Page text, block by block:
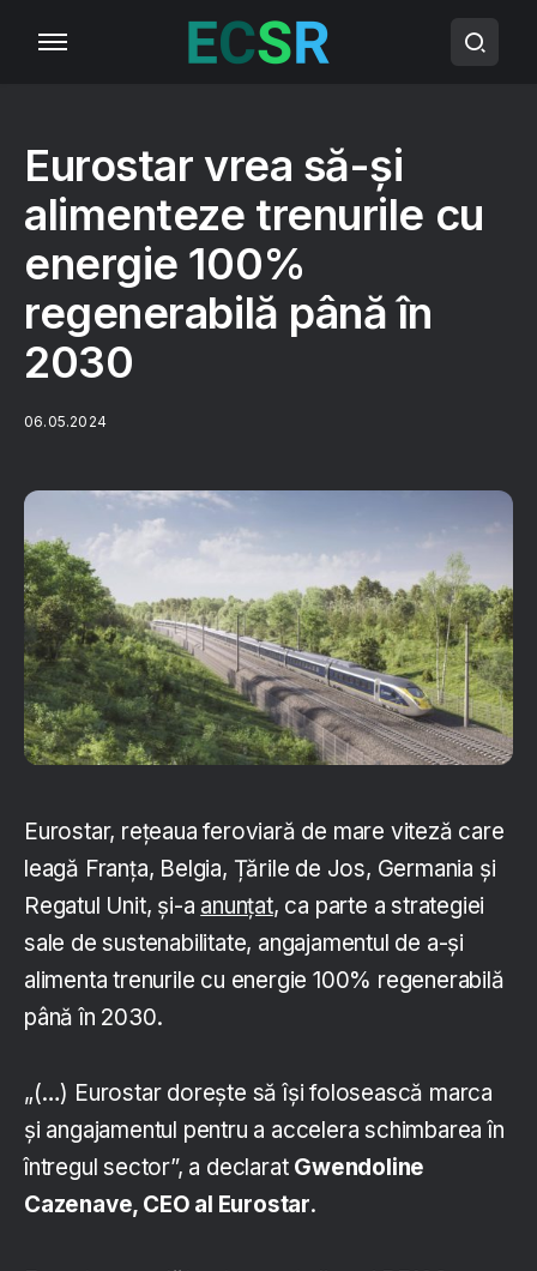
Eurostar vrea să-și
alimenteze trenurile cu
energie 100%
regenerabilă până în
2030
06.05.2024
Eurostar, rețeaua feroviară de mare viteză care
leagă Franța, Belgia, Țările de Jos, Germania și
Regatul Unit, și-a anunțat, ca parte a strategiei
sale de sustenabilitate, angajamentul de a-și
alimenta trenurile cu energie 100% regenerabilă
până în 2030.
„(…) Eurostar dorește să își folosească marca
și angajamentul pentru a accelera schimbarea în
întregul sector”, a declarat Gwendoline
Cazenave, CEO al Eurostar.